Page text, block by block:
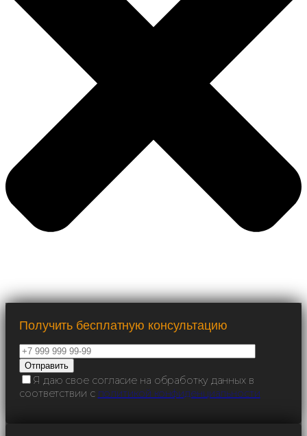
Получить бесплатную консультацию
Я даю свое согласие на обработку данных в
соответствии с политикой конфиденциальности